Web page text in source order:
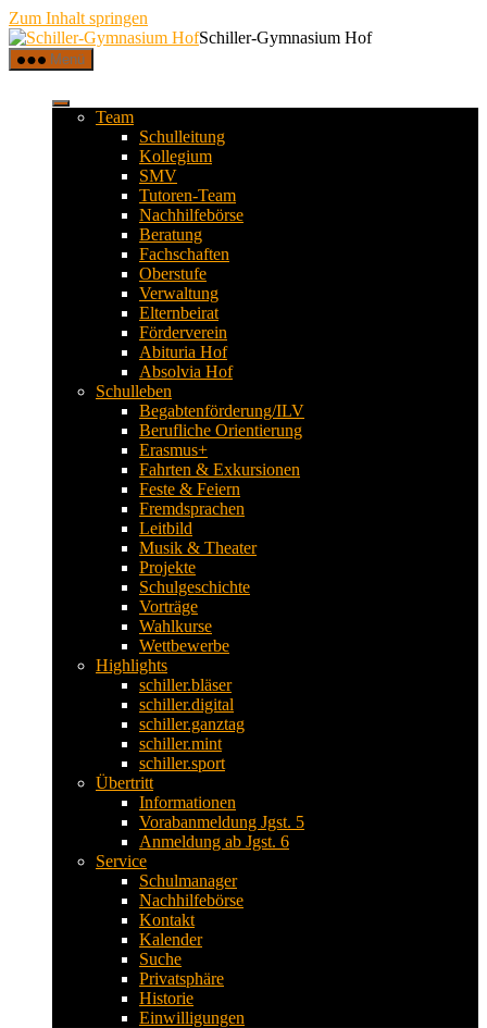
Zum Inhalt springen
Schiller-Gymnasium Hof
Menü
Team
Schulleitung
Kollegium
SMV
Tutoren-Team
Nachhilfebörse
Beratung
Fachschaften
Oberstufe
Verwaltung
Elternbeirat
Förderverein
Abituria Hof
Absolvia Hof
Schulleben
Begabtenförderung/ILV
Berufliche Orientierung
Erasmus+
Fahrten & Exkursionen
Feste & Feiern
Fremdsprachen
Leitbild
Musik & Theater
Projekte
Schulgeschichte
Vorträge
Wahlkurse
Wettbewerbe
Highlights
schiller.bläser
schiller.digital
schiller.ganztag
schiller.mint
schiller.sport
Übertritt
Informationen
Vorabanmeldung Jgst. 5
Anmeldung ab Jgst. 6
Service
Schulmanager
Nachhilfebörse
Kontakt
Kalender
Suche
Privatsphäre
Historie
Einwilligungen